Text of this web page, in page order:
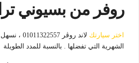
روفر من بسيوني
اختر سيارتك
لاند روڤر
الشهرية التي تفضلها . بالنسبة للمدد الطويلة